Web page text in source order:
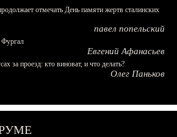
отмечать День памяти жертв сталинских
павел попельский
Фургал
Евгений Афанасьев
за проезд: кто виноват, и что делать?
Олег Паньков